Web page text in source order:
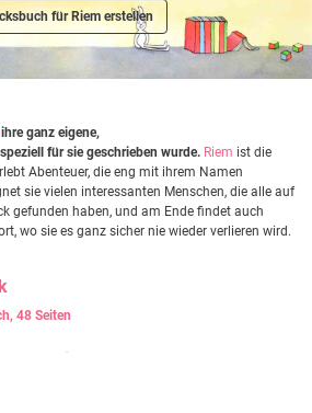
für Riem erstellen
ihre ganz eigene,
für sie geschrieben wurde. Riem ist die
Abenteuer, die eng mit ihrem Namen
sie vielen interessanten Menschen, die alle auf
gefunden haben, und am Ende findet auch
wo sie es ganz sicher nie wieder verlieren wird.
48 Seiten